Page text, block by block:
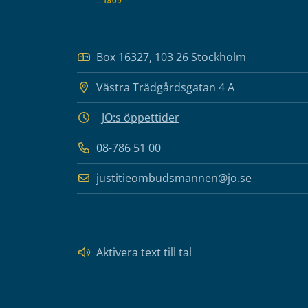
Box 16327, 103 26 Stockholm
Västra Trädgårdsgatan 4 A
JO:s öppettider
08-786 51 00
justitieombudsmannen@jo.se
Aktivera text till tal